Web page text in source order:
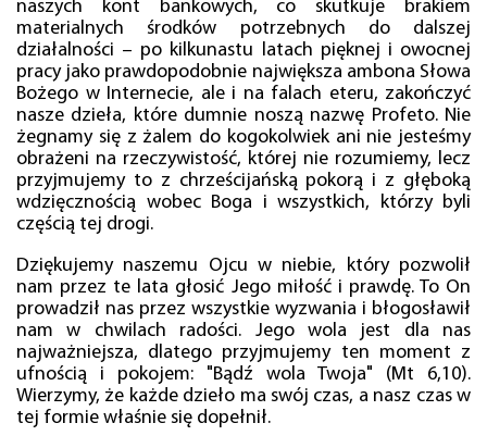
naszych kont bankowych, co skutkuje brakiem
materialnych środków potrzebnych do dalszej
działalności – po kilkunastu latach pięknej i owocnej
pracy jako prawdopodobnie największa ambona Słowa
Bożego w Internecie, ale i na falach eteru, zakończyć
nasze dzieła, które dumnie noszą nazwę Profeto. Nie
żegnamy się z żalem do kogokolwiek ani nie jesteśmy
obrażeni na rzeczywistość, której nie rozumiemy, lecz
przyjmujemy to z chrześcijańską pokorą i z głęboką
wdzięcznością wobec Boga i wszystkich, którzy byli
częścią tej drogi.
Dziękujemy naszemu Ojcu w niebie, który pozwolił
nam przez te lata głosić Jego miłość i prawdę. To On
prowadził nas przez wszystkie wyzwania i błogosławił
nam w chwilach radości. Jego wola jest dla nas
najważniejsza, dlatego przyjmujemy ten moment z
ufnością i pokojem: "Bądź wola Twoja" (Mt 6,10).
Wierzymy, że każde dzieło ma swój czas, a nasz czas w
tej formie właśnie się dopełnił.